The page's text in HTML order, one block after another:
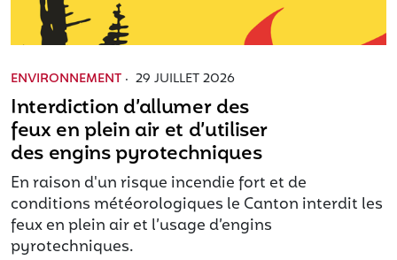
ENVIRONNEMENT · 29 JUILLET 2026
Interdiction d’allumer des
feux en plein air et d’utiliser
des engins pyrotechniques
En raison d'un risque incendie fort et de
conditions météorologiques le Canton interdit les
feux en plein air et l’usage d’engins
pyrotechniques.